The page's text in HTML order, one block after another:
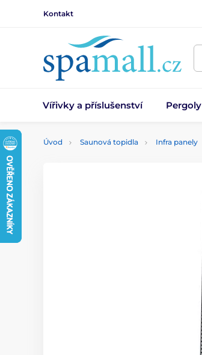
Kontakt
Vířivky a příslušenství Pergoly
Úvod Saunová topidla Infra panely